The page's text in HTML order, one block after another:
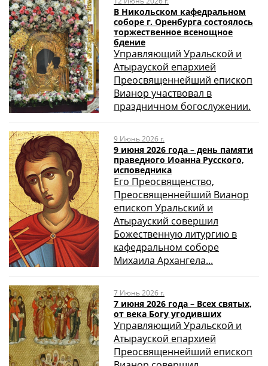
В Никольском кафедральном
соборе г. Оренбурга состоялось
торжественное всенощное
бдение
Управляющий Уральской и
Атырауской епархией
Преосвященнейший епископ
Вианор участвовал в
праздничном богослужении.
9 Июнь 2026 г.
9 июня 2026 года – день памяти
праведного Иоанна Русского,
исповедника
Его Преосвященство,
Преосвященнейший Вианор
епископ Уральский и
Атырауский совершил
Божественную литургию в
кафедральном соборе
Михаила Архангела...
7 Июнь 2026 г.
7 июня 2026 года – Всех святых,
от века Богу угодивших
Управляющий Уральской и
Атырауской епархией
Преосвященнейший епископ